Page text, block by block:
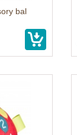
bal